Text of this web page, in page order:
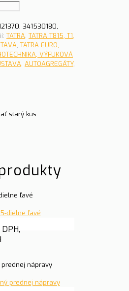
341530180,
TATRA, TATRA T815, T1,
, TATRA EURO,
VÝFUKOVÁ
, AUTOAGREGÁTY,
starý kus
ľavé
nápravy